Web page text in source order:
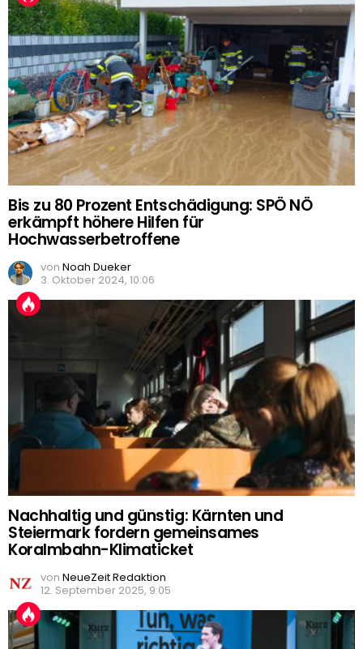
Bis zu 80 Prozent Entschädigung: SPÖ NÖ
erkämpft höhere Hilfen für
Hochwasserbetroffene
von Noah Dueker
3. Oktober 2024, 10:06
Nachhaltig und günstig: Kärnten und
Steiermark fordern gemeinsames
Koralmbahn-Klimaticket
von NeueZeit Redaktion
12. September 2025, 9:05